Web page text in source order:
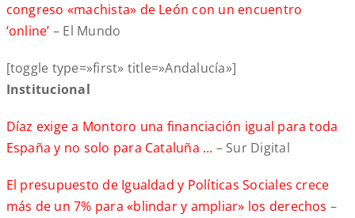
congreso «machista» de León con un encuentro
‘online’ – El Mundo
[toggle type=»first» title=»Andalucía»]
Institucional
Díaz exige a Montoro una financiación igual para toda
España y no solo para Cataluña … – Sur Digital
El presupuesto de Igualdad y Políticas Sociales crece
más de un 7% para «blindar y ampliar» los derechos –